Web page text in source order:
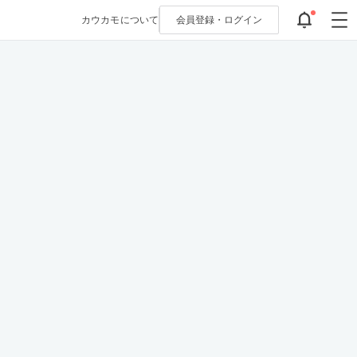
カウカモについて 会員登録・ ログイン